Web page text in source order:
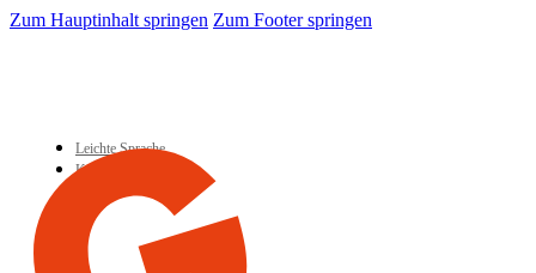
Zum Hauptinhalt springen Zum Footer springen
Leichte Sprache
Kontakt